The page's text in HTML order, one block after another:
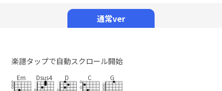
通常ver
楽譜タップで自動スクロール開始
Em Dsus4 D C G